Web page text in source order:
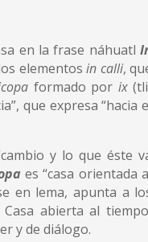
en la frase náhuatl
elementosin calli,
formado por ix
que expresa “hacia
y lo que éste
es “casa orientada
en lema, apunta a
abierta al
y de diálogo.